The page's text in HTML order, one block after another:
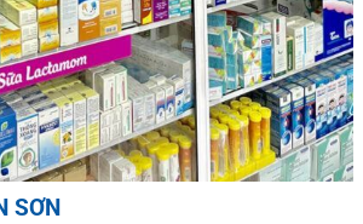
SƠN